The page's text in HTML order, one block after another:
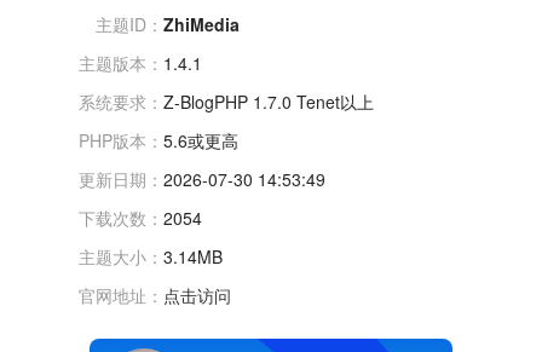
主题ID： ZhiMedia
主题版本： 1.4.1
系统要求： Z-BlogPHP 1.7.0 Tenet以上
PHP版本： 5.6或更高
更新日期： 2026-07-30 14:53:49
下载次数： 2054
主题大小： 3.14MB
官网地址： 点击访问